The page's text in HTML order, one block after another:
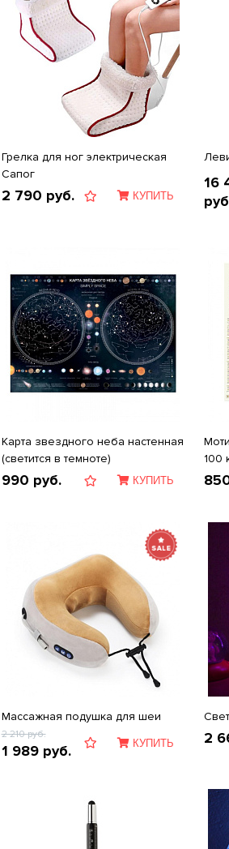
Грелка для ног электрическая
Сапог
2 790 руб. КУПИТЬ
16
Карта звездного неба настенная
(светится в темноте)
990 руб. КУПИТЬ
100
Массажная подушка для шеи
2 210руб.
1 989 руб. КУПИТЬ 2